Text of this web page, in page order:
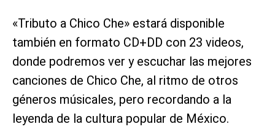
«Tributo a Chico Che» estará disponible
también en formato CD+DD con 23 videos,
donde podremos ver y escuchar las mejores
canciones de Chico Che, al ritmo de otros
géneros músicales, pero recordando a la
leyenda de la cultura popular de México.